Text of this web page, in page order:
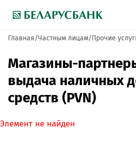
Главная Частным лицам Прочие
Магазины-
выдача наличных
средств (PVN)
Элемент не найден